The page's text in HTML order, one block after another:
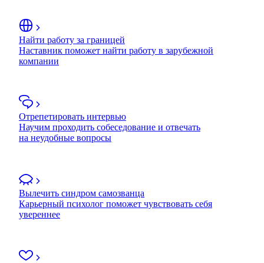
Найти работу за границей
Наставник поможет найти работу в зарубежной
компании
Отрепетировать интервью
Научим проходить собеседование и отвечать
на неудобные вопросы
Вылечить синдром самозванца
Карьерный психолог поможет чувствовать себя
увереннее